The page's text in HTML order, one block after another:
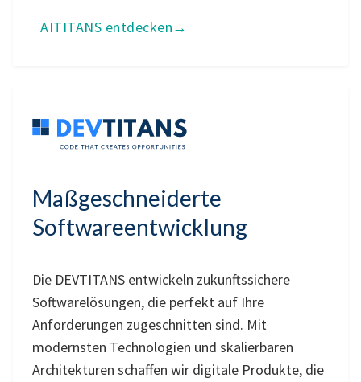
AITITANS entdecken
Maßgeschneiderte
Softwareentwicklung
Die DEVTITANS entwickeln zukunftssichere
Softwarelösungen, die perfekt auf Ihre
Anforderungen zugeschnitten sind. Mit
modernsten Technologien und skalierbaren
Architekturen schaffen wir digitale Produkte, die